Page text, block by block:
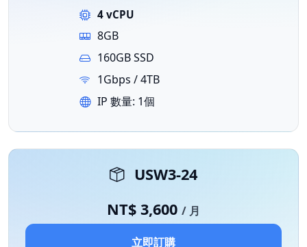
4 vCPU
8GB
160GB SSD
1Gbps / 4TB
IP 數量: 1個
USW3-24
NT$ 3,600 / 月
立即訂購